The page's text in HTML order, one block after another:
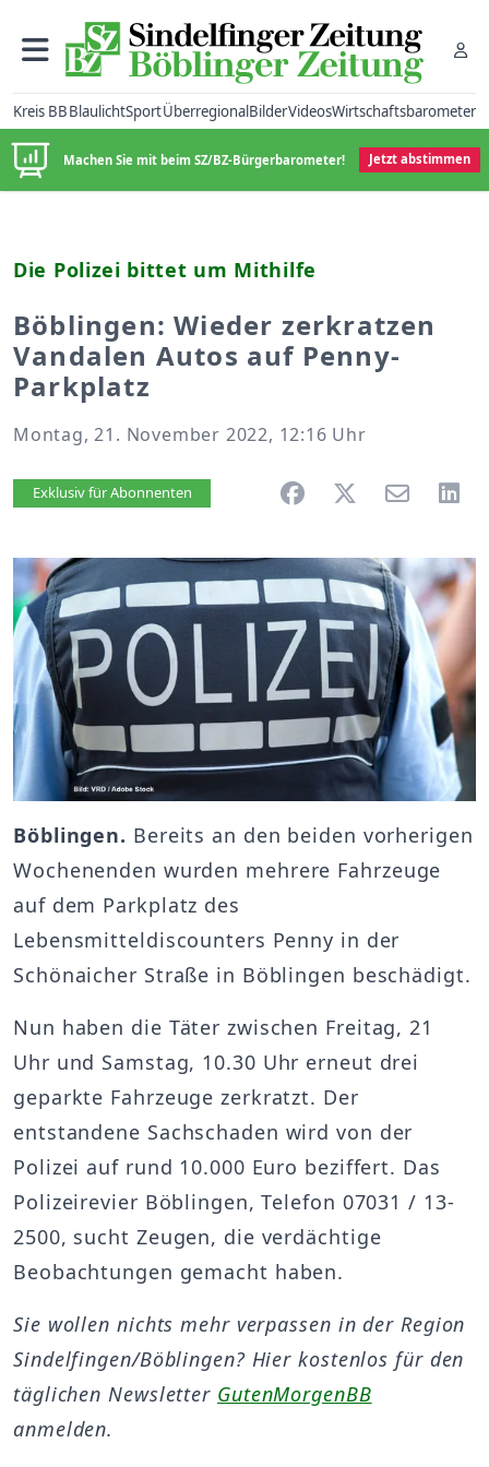
Kreis BBBlaulichtSportÜberregionalBilderVideosWirtschaftsbarometer
Machen Sie mit beim SZ/BZ-Bürgerbarometer! Jetzt abstimmen
Die Polizei bittet um Mithilfe
Böblingen: Wieder zerkratzen
Vandalen Autos auf Penny-
Parkplatz
Montag, 21. November 2022, 12:16 Uhr
Artikel vorlesen
Exklusiv für Abonnenten
Böblingen. Bereits an den beiden vorherigen
Wochenenden wurden mehrere Fahrzeuge
auf dem Parkplatz des
Lebensmitteldiscounters Penny in der
Schönaicher Straße in Böblingen beschädigt.
Nun haben die Täter zwischen Freitag, 21
Uhr und Samstag, 10.30 Uhr erneut drei
geparkte Fahrzeuge zerkratzt. Der
entstandene Sachschaden wird von der
Polizei auf rund 10.000 Euro beziffert. Das
Polizeirevier Böblingen, Telefon 07031 / 13-
2500, sucht Zeugen, die verdächtige
Beobachtungen gemacht haben.
Sie wollen nichts mehr verpassen in der Region
Sindelfingen/Böblingen? Hier kostenlos für den
täglichen Newsletter GutenMorgenBB
anmelden.